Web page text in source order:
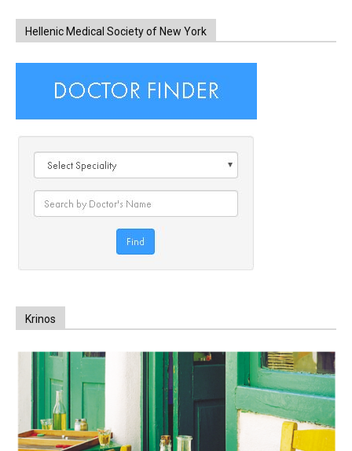
Hellenic Medical Society of New York
Krinos